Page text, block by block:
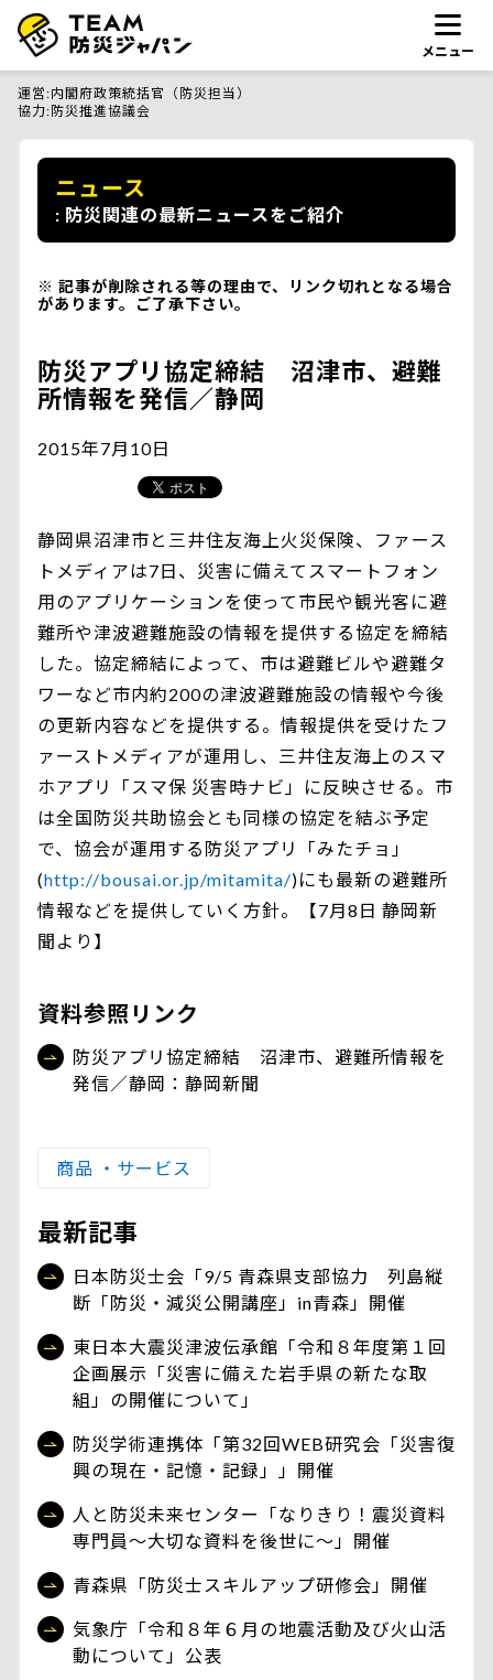
メニュー
運営 内閣府政策統括官（防災担当）
協力 防災推進協議会
ニュース
防災関連の最新ニュースをご紹介
記事が削除される等の理由で、リンク切れとなる場合
があります。ご了承下さい。
防災アプリ協定締結 沼津市、避難
所情報を発信／静岡
2015年7月10日
静岡県沼津市と三井住友海上火災保険、ファース
トメディアは7日、災害に備えてスマートフォン
用のアプリケーションを使って市民や観光客に避
難所や津波避難施設の情報を提供する協定を締結
した。協定締結によって、市は避難ビルや避難タ
ワーなど市内約200の津波避難施設の情報や今後
の更新内容などを提供する。情報提供を受けたフ
ァーストメディアが運用し、三井住友海上のスマ
ホアプリ「スマ保 災害時ナビ」に反映させる。市
は全国防災共助協会とも同様の協定を結ぶ予定
で、協会が運用する防災アプリ「みたチョ」
(http://bousai.or.jp/mitamita/)にも最新の避難所
情報などを提供していく方針。【7月8日 静岡新
聞より】
資料参照リンク
防災アプリ協定締結 沼津市、避難所情報を
発信／静岡：静岡新聞
商品 ・サービス
最新記事
日本防災士会「9/5 青森県支部協力 列島縦
断「防災・減災公開講座」in青森」開催
東日本大震災津波伝承館「令和８年度第１回
企画展示「災害に備えた岩手県の新たな取
組」の開催について」
防災学術連携体「第32回WEB研究会「災害復
興の現在・記憶・記録」」開催
人と防災未来センター「なりきり！震災資料
専門員～大切な資料を後世に～」開催
青森県「防災士スキルアップ研修会」開催
気象庁「令和８年６月の地震活動及び火山活
動について」公表